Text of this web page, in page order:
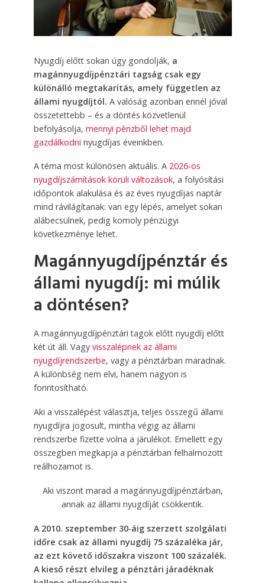
Nyugdíj előtt sokan úgy gondolják, a
magánnyugdíjpénztári tagság csak egy
különálló megtakarítás, amely független az
állami nyugdíjtól. A valóság azonban ennél jóval
összetettebb – és a döntés közvetlenül
befolyásolja, mennyi pénzből lehet majd
gazdálkodni nyugdíjas éveinkben.
A téma most különösen aktuális. A 2026‑os
nyugdíjszámítások körüli változások, a folyósítási
időpontok alakulása és az éves nyugdíjas naptár
mind rávilágítanak: van egy lépés, amelyet sokan
alábecsülnek, pedig komoly pénzügyi
következménye lehet.
Magánnyugdíjpénztár és
állami nyugdíj: mi múlik
a döntésen?
A magánnyugdíjpénztári tagok előtt nyugdíj előtt
két út áll. Vagy visszalépnek az állami
nyugdíjrendszerbe, vagy a pénztárban maradnak.
A különbség nem elvi, hanem nagyon is
forintosítható.
Aki a visszalépést választja, teljes összegű állami
nyugdíjra jogosult, mintha végig az állami
rendszerbe fizette volna a járulékot. Emellett egy
összegben megkapja a pénztárban felhalmozott
reálhozamot is.
Aki viszont marad a magánnyugdíjpénztárban,
annak az állami nyugdíját csökkentik.
A 2010. szeptember 30‑áig szerzett szolgálati
időre csak az állami nyugdíj 75 százaléka jár,
az ezt követő időszakra viszont 100 százalék.
A kieső részt elvileg a pénztári járadéknak